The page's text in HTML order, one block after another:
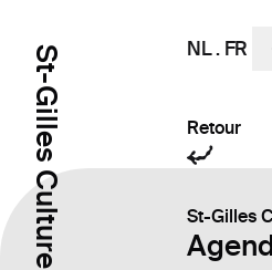
St-Gilles Culture NL . FR
Retour
St-Gilles